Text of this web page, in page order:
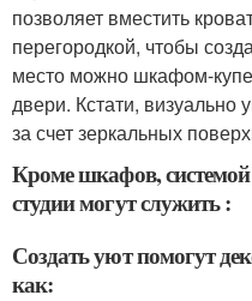
позволяет вместить
перегородкой, чтобы
место можно шкафом-
двери. Кстати, визуально
за счет зеркальных
Кроме шкафов,
студии могут служить :
Создать уют помогут
как: